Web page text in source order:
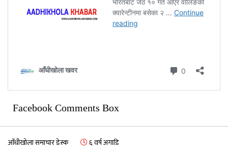
Facebook Comments Box
आँधीखोला समाचार डेस्क ६ वर्ष अगाडि